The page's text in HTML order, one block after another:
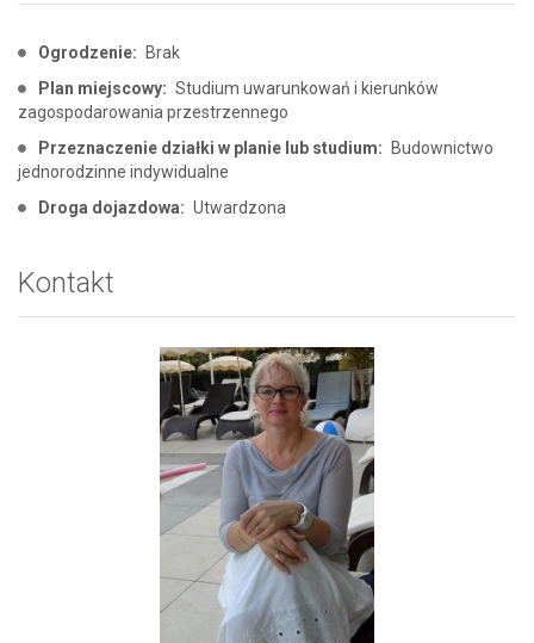
Ogrodzenie: Brak
Plan miejscowy: Studium uwarunkowań i kierunków
zagospodarowania przestrzennego
Przeznaczenie działki w planie lub studium: Budownictwo
jednorodzinne indywidualne
Droga dojazdowa: Utwardzona
Kontakt